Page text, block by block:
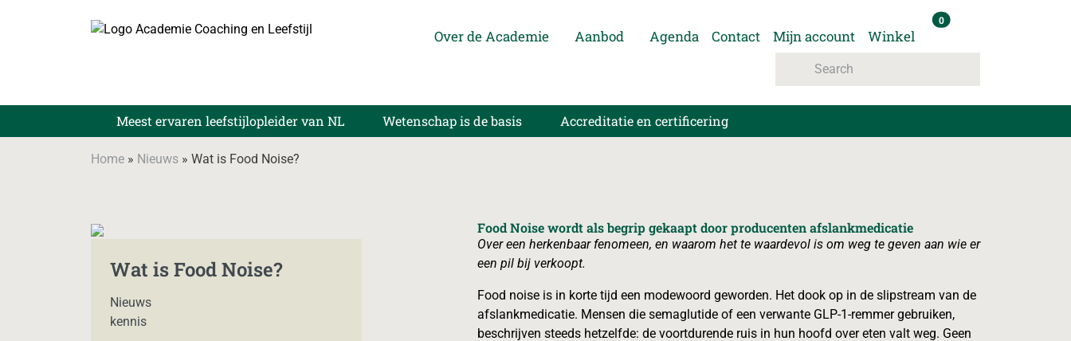
Over de Academie Aanbod Agenda Contact Mijn account Winkel
0items in winkelmand
Meest ervaren leefstijlopleider van NL Wetenschap is de basis Accreditatie en certificering
Home » Nieuws » Wat is Food Noise?
Wat is Food Noise?
Nieuws
kennis
Food Noise wordt als begrip gekaapt door producenten afslankmedicatie
Over een herkenbaar fenomeen, en waarom het te waardevol is om weg te geven aan wie er
een pil bij verkoopt.
Food noise is in korte tijd een modewoord geworden. Het dook op in de slipstream van de
afslankmedicatie. Mensen die semaglutide of een verwante GLP-1-remmer gebruiken,
beschrijven steeds hetzelfde: de voortdurende ruis in hun hoofd over eten valt weg. Geen